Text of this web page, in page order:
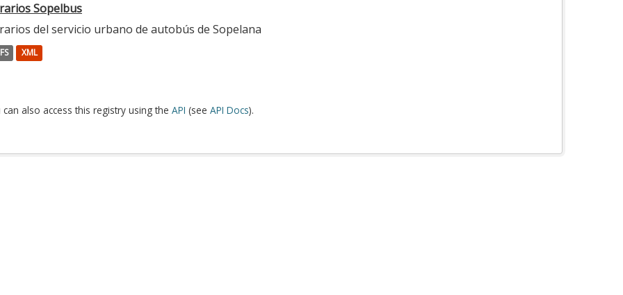
Sopelbus
del servicio urbano de autobús de Sopelana
XML
can also access this registry using the API (see API Docs).